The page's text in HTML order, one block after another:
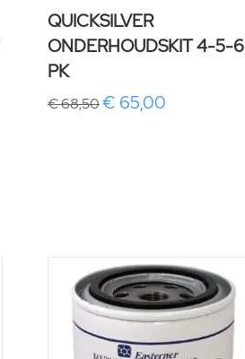
QUICKSILVER
ONDERHOUDSKIT 4-5-6
PK
€ 68,50€ 65,00